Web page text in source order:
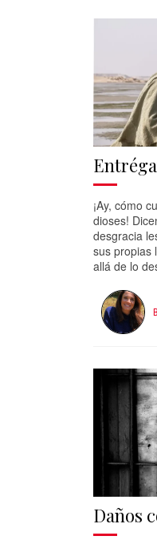
¡Ay, cómo
dioses!
desgracia
sus propias
allá de lo
Daños